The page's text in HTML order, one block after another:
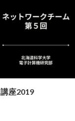
座2019